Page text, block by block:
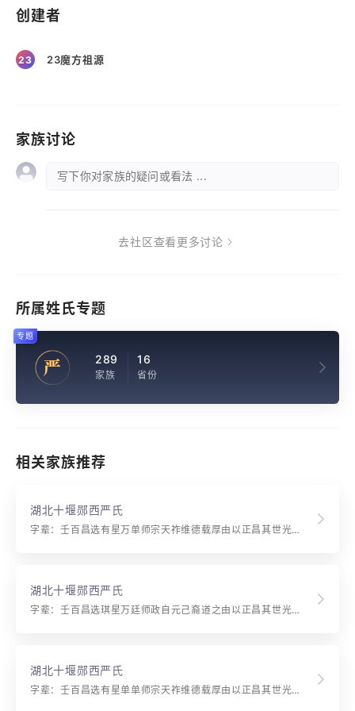
创建者
23 23魔方祖源
家族讨论
写下你对家族的疑问或看法 ...
去社区查看更多讨论
所属姓氏专题
严 289
家族
16
省份
专题
相关家族推荐
湖北十堰郧西严氏
字辈：壬百昌选有星万单师宗天祚维德载厚由以正昌其世光祖作纯修广毓英 福泽培基厚 纯修广毓英 华耀嘉惠久 泰运庆升恒 敦善昭富贵 良训奉玉金 吉祥怡秀远 群雄创乾坤
湖北十堰郧西严氏
字辈：壬百昌选琪星万廷师政自元己裔道之由以正昌其世光祖作纯修广毓英 福泽培基厚 纯修广毓英 华耀嘉惠久 泰运庆升恒 敦善昭富贵 良训奉玉金 吉祥怡秀远 群雄创乾坤
湖北十堰郧西严氏
字辈：壬百昌选有星单单师宗天祚维德载厚由以正昌其世光祖作纯修广毓英 福泽培基厚 纯修广毓英 华耀嘉惠久 泰运庆升恒 敦善昭富贵 良训奉玉金 吉祥怡秀远 群雄创乾坤